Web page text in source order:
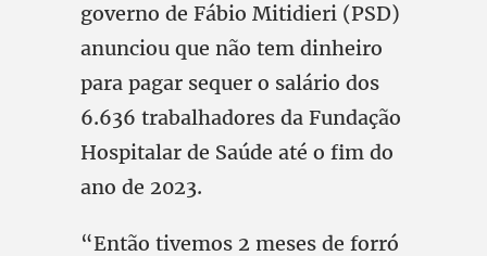
governo de Fábio Mitidieri (PSD)
anunciou que não tem dinheiro
para pagar sequer o salário dos
6.636 trabalhadores da Fundação
Hospitalar de Saúde até o fim do
ano de 2023.
“Então tivemos 2 meses de forró